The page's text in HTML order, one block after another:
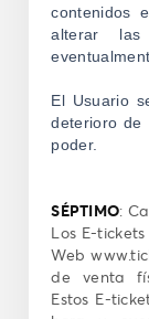
contenidos
alterar
El Usuario
deterioro de
poder.
SÉPTIMO:
Los E-
Web
de venta
Estos E-